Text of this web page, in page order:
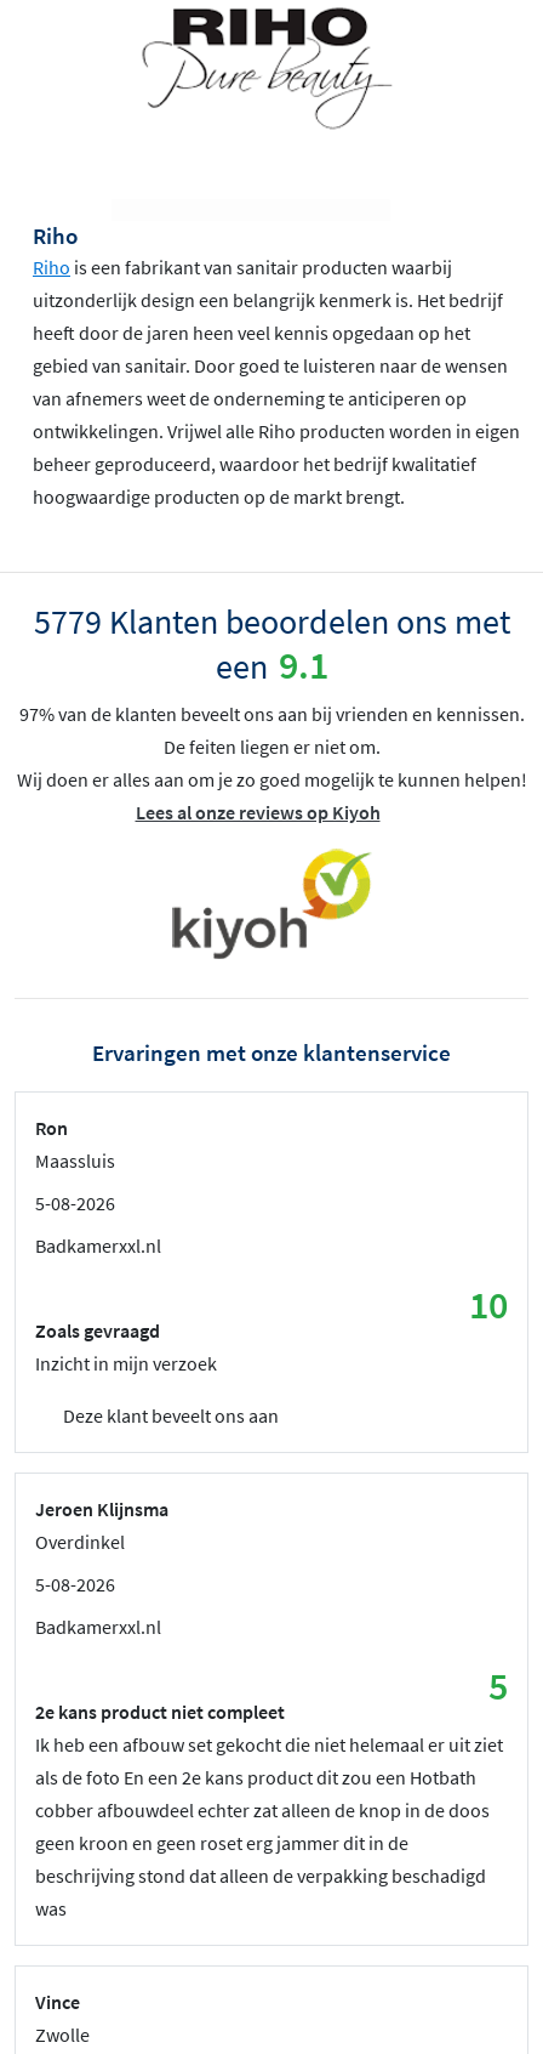
Riho
Riho is een fabrikant van sanitair producten waarbij
uitzonderlijk design een belangrijk kenmerk is. Het bedrijf
heeft door de jaren heen veel kennis opgedaan op het
gebied van sanitair. Door goed te luisteren naar de wensen
van afnemers weet de onderneming te anticiperen op
ontwikkelingen. Vrijwel alle Riho producten worden in eigen
beheer geproduceerd, waardoor het bedrijf kwalitatief
hoogwaardige producten op de markt brengt.
5779 Klanten beoordelen ons met
een 9.1
97% van de klanten beveelt ons aan bij vrienden en kennissen.
De feiten liegen er niet om.
Wij doen er alles aan om je zo goed mogelijk te kunnen helpen!
Lees al onze reviews op Kiyoh
Ervaringen met onze klantenservice
Ron
Maassluis
5-08-2026
Badkamerxxl.nl
10
Zoals gevraagd
Inzicht in mijn verzoek
Deze klant beveelt ons aan
Jeroen Klijnsma
Overdinkel
5-08-2026
Badkamerxxl.nl
5
2e kans product niet compleet
Ik heb een afbouw set gekocht die niet helemaal er uit ziet
als de foto En een 2e kans product dit zou een Hotbath
cobber afbouwdeel echter zat alleen de knop in de doos
geen kroon en geen roset erg jammer dit in de
beschrijving stond dat alleen de verpakking beschadigd
was
Vince
Zwolle